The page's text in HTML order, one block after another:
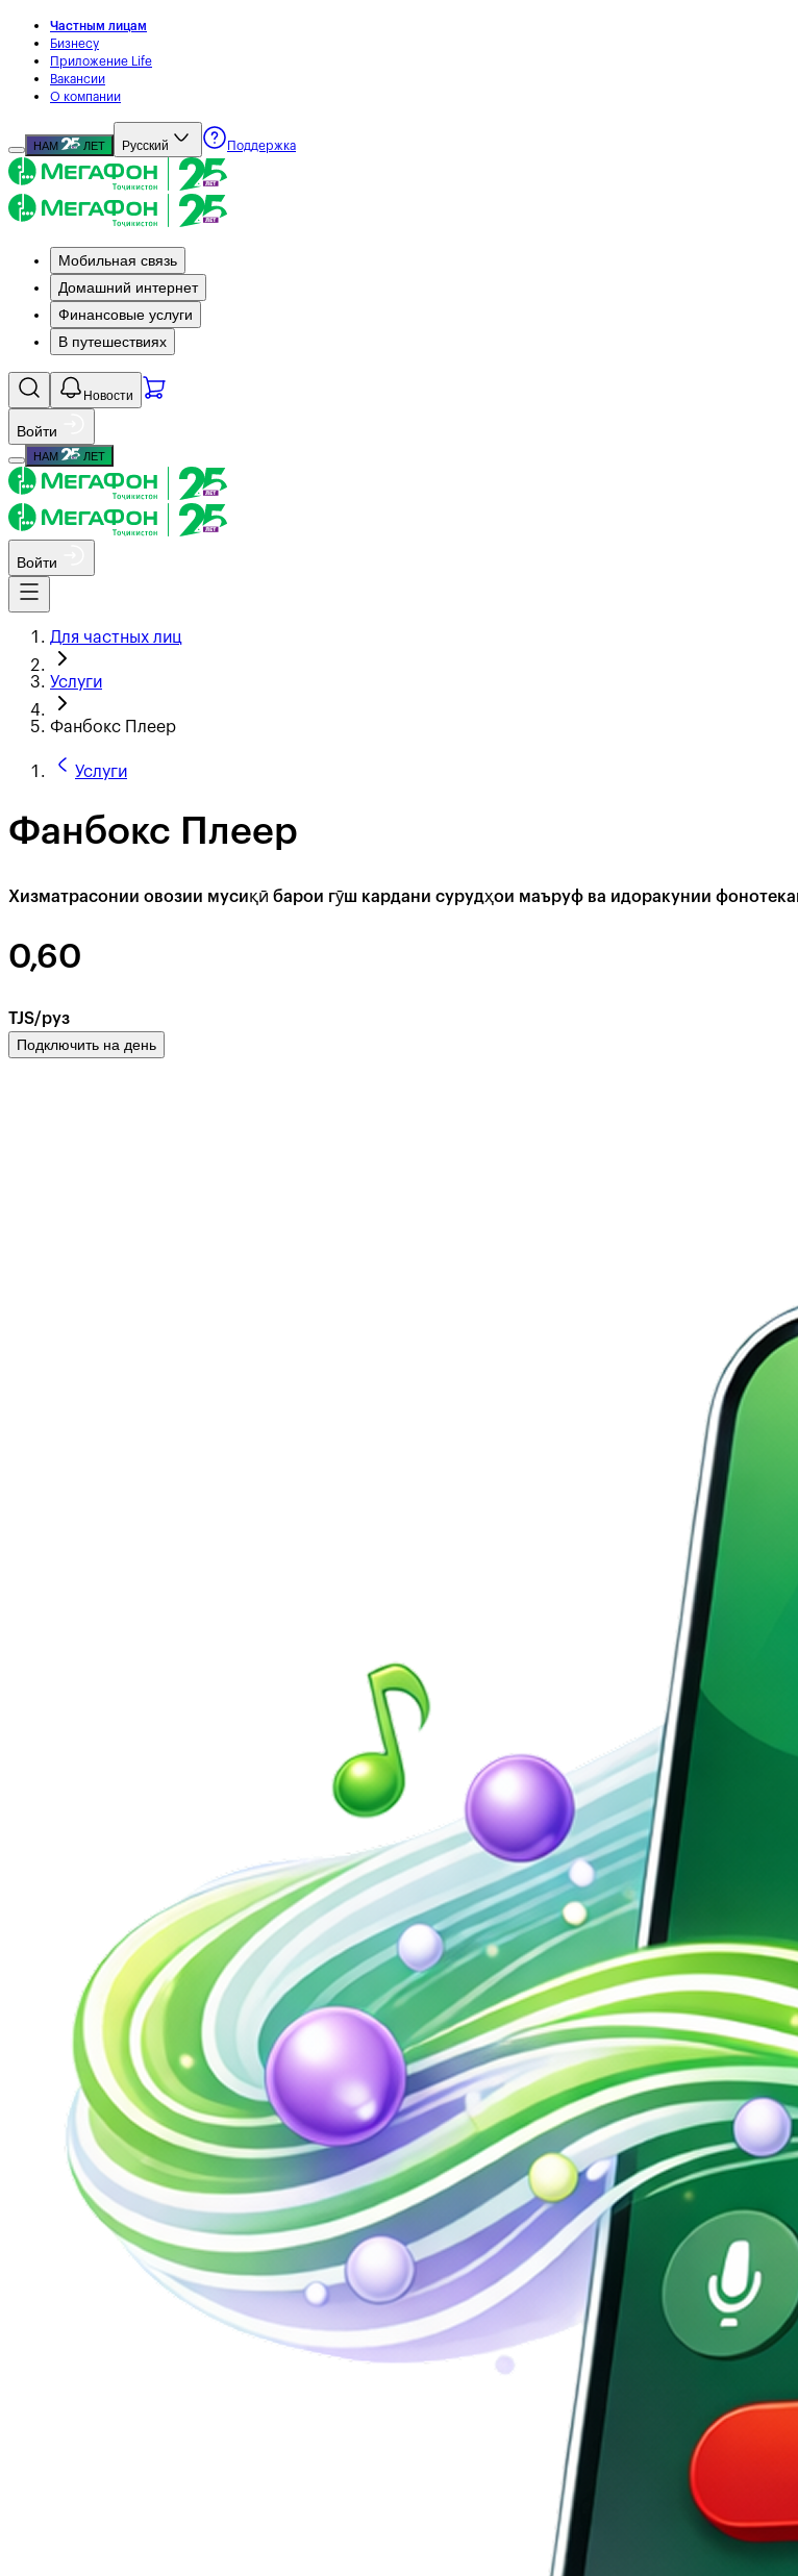
Частным лицам
Бизнесу
Приложение Life
Вакансии
О компании
НАМ ЛЕТ Русский Поддержка
Мобильная связь
Домашний интернет
Финансовые услуги
В путешествиях
Новости
Войти
НАМ ЛЕТ
Войти
Для частных лиц
Услуги
Фанбокс Плеер
Услуги
Фанбокс Плеер
Хизматрасонии овозии мусиқӣ барои гӯш кардани сурудҳои маъруф ва идоракунии
0,60
TJS/руз
Подключить на день